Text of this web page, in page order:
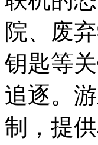
院、废
钥匙等
追逐。
制，提